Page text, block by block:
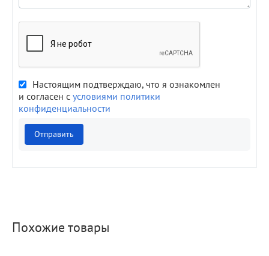
Настоящим подтверждаю, что я ознакомлен
и согласен с условиями политики
конфиденциальности
Отправить
Похожие товары